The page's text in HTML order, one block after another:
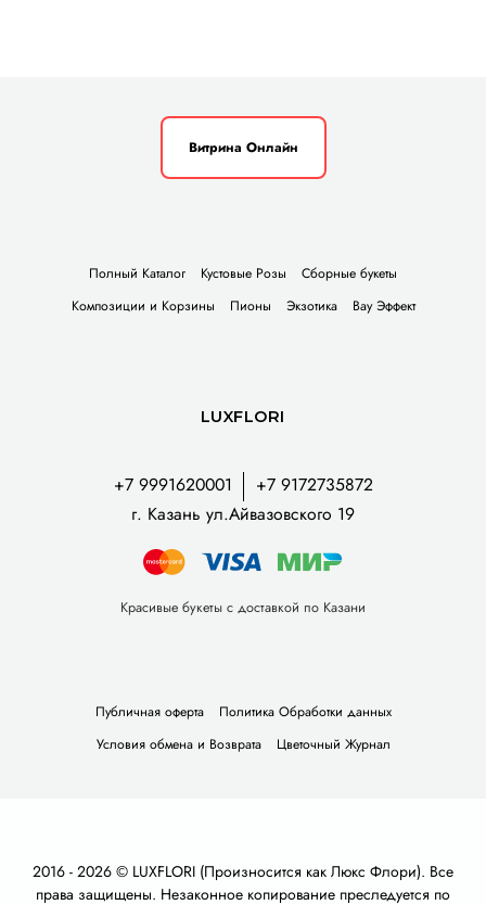
Витрина Онлайн
Полный Каталог Кустовые Розы
Сборные букеты
Композиции и Корзины
Пионы Экзотика Вау Эффект
+7 9991620001
+7 9172735872
г. Казань ул.Айвазовского 19
LUXFLORI
Красивые букеты с доставкой по Казани
Публичная оферта
Политика Обработки данных
Условия обмена и Возврата
Цветочный Журнал
2016 - 2026 © LUXFLORI (Произносится как Люкс Флори). Все
права защищены. Незаконное копирование преследуется по